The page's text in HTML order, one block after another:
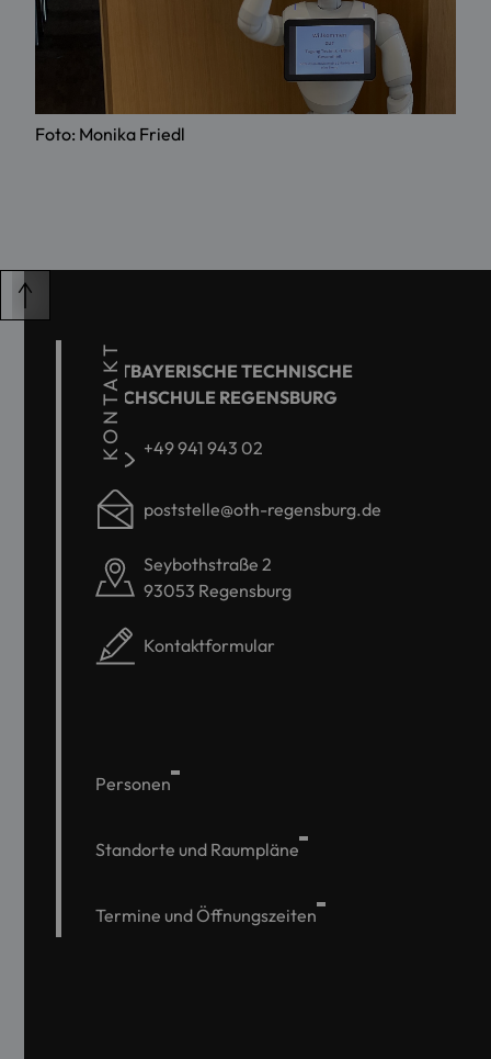
Foto: Monika Friedl
KONTAKT
OSTBAYERISCHE TECHNISCHE
HOCHSCHULE REGENSBURG
+49 941 943 02
poststelle@oth-regensburg.de
Seybothstraße 2
93053 Regensburg
Kontaktformular
Personen
Standorte und Raumpläne
Termine und Öffnungszeiten